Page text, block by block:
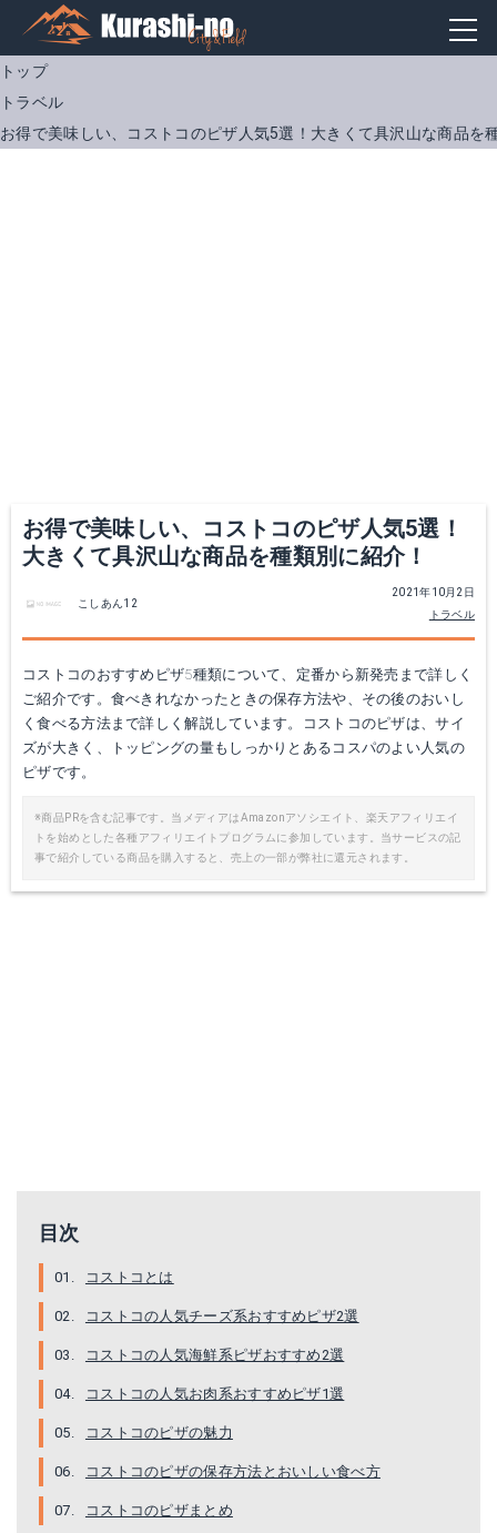
トップ
トラベル
お得で美味しい、コストコのピザ人気5選！大きくて具沢山な商品を
お得で美味しい、コストコのピザ人気5選！
大きくて具沢山な商品を種類別に紹介！
2021年10月2日
トラベル
こしあん12
コストコのおすすめピザ5種類について、定番から新発売まで詳しく
ご紹介です。食べきれなかったときの保存方法や、その後のおいし
く食べる方法まで詳しく解説しています。コストコのピザは、サイ
ズが大きく、トッピングの量もしっかりとあるコスパのよい人気の
ピザです。
※商品PRを含む記事です。当メディアはAmazonアソシエイト、楽天アフィリエイ
トを始めとした各種アフィリエイトプログラムに参加しています。当サービスの記
事で紹介している商品を購入すると、売上の一部が弊社に還元されます。
目次
コストコとは
コストコの人気チーズ系おすすめピザ2選
コストコの人気海鮮系ピザおすすめ2選
コストコの人気お肉系おすすめピザ1選
コストコのピザの魅力
コストコのピザの保存方法とおいしい食べ方
コストコのピザまとめ